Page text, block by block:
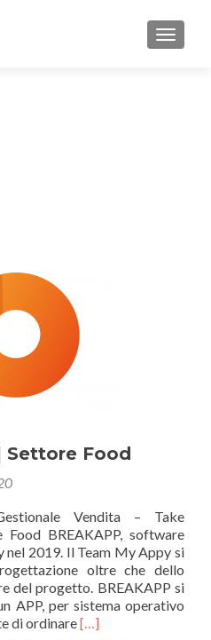
Settore Food
Vendita – Take
BREAKAPP, software
2019. Il Team My Appy si
oltre che dello
del progetto. BREAKAPP si
APP, per sistema operativo
di ordinareLeggi
[…]